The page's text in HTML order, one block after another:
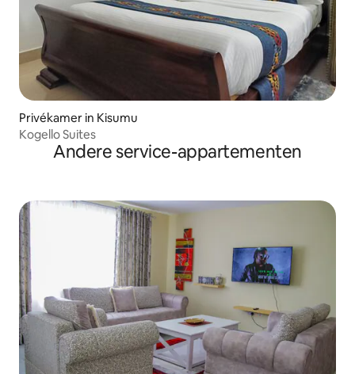
Privékamer in Kisumu
Kogello Suites
Andere service-appartementen